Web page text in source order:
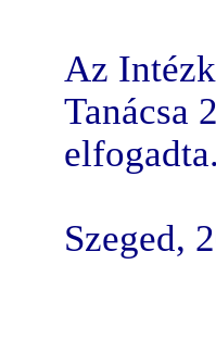
Az
Tanácsa
elfogadta.
Szeged,